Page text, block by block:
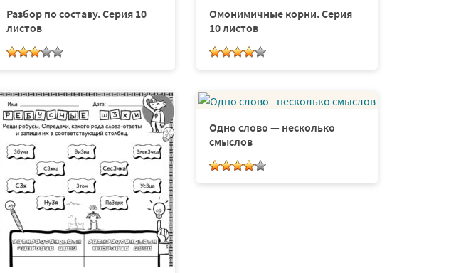
Разбор по составу. Серия 10
листов
Омонимичные корни. Серия
10 листов
Одно слово — несколько
смыслов